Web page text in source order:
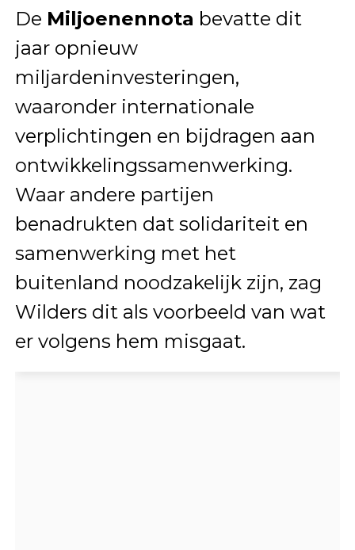
De Miljoenennota bevatte dit
jaar opnieuw
miljardeninvesteringen,
waaronder internationale
verplichtingen en bijdragen aan
ontwikkelingssamenwerking.
Waar andere partijen
benadrukten dat solidariteit en
samenwerking met het
buitenland noodzakelijk zijn, zag
Wilders dit als voorbeeld van wat
er volgens hem misgaat.